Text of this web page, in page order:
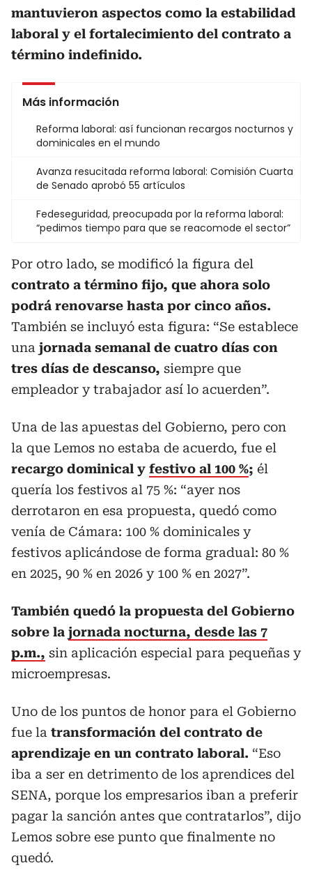
mantuvieron aspectos como la estabilidad
laboral y el fortalecimiento del contrato a
término indefinido.
Más información
Reforma laboral: así funcionan recargos nocturnos y
dominicales en el mundo
Avanza resucitada reforma laboral: Comisión Cuarta
de Senado aprobó 55 artículos
Fedeseguridad, preocupada por la reforma laboral:
“pedimos tiempo para que se reacomode el sector”
Por otro lado, se modificó la figura del
contrato a término fijo, que ahora solo
podrá renovarse hasta por cinco años.
También se incluyó esta figura: “Se establece
una jornada semanal de cuatro días con
tres días de descanso, siempre que
empleador y trabajador así lo acuerden”.
Una de las apuestas del Gobierno, pero con
la que Lemos no estaba de acuerdo, fue el
recargo dominical y festivo al 100 %; él
quería los festivos al 75 %: “ayer nos
derrotaron en esa propuesta, quedó como
venía de Cámara: 100 % dominicales y
festivos aplicándose de forma gradual: 80 %
en 2025, 90 % en 2026 y 100 % en 2027”.
También quedó la propuesta del Gobierno
sobre la jornada nocturna, desde las 7
p.m., sin aplicación especial para pequeñas y
microempresas.
Uno de los puntos de honor para el Gobierno
fue la transformación del contrato de
aprendizaje en un contrato laboral. “Eso
iba a ser en detrimento de los aprendices del
SENA, porque los empresarios iban a preferir
pagar la sanción antes que contratarlos”, dijo
Lemos sobre ese punto que finalmente no
quedó.